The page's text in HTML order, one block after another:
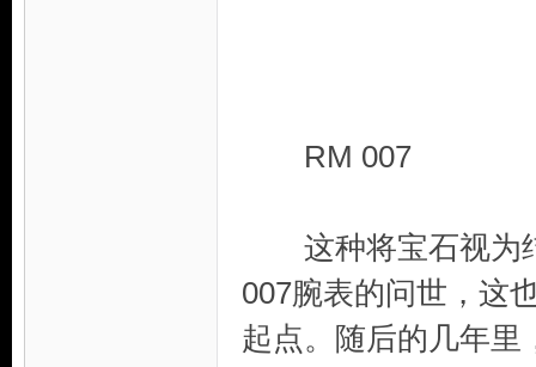
RM 007
这种将宝石视为结
007腕表的问世，这
起点。随后的几年里